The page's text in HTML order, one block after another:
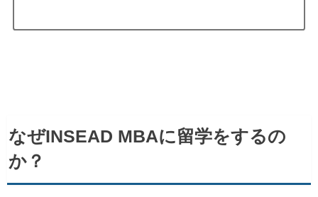
なぜINSEAD MBAに留学をするの
か？